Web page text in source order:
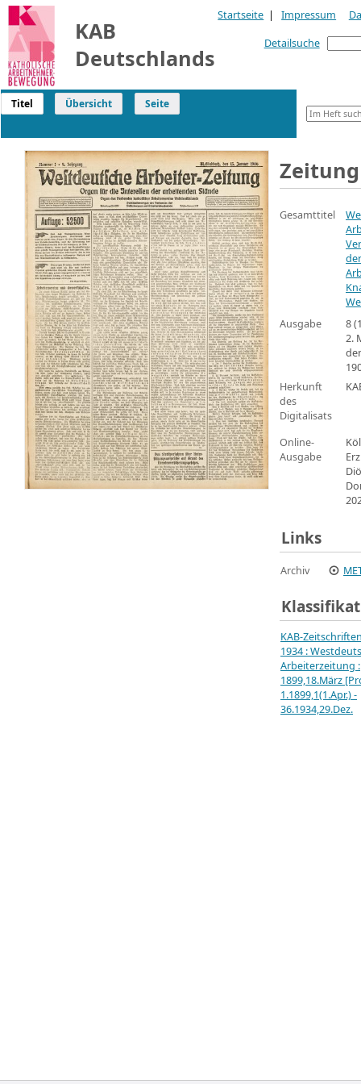
KAB
Deutschlands
Startseite | Impressum
Detailsuche
Titel Übersicht Seite
Zeitung
Gesamttitel
Ausgabe
8
2.
Herkunft
des
Digitalisats
Online-
Ausgabe
Links
Archiv
KAB-
1934 :
Arbeiterzeitung :
1899,18.März
1.1899,1(1.Apr.) -
36.1934,29.Dez.